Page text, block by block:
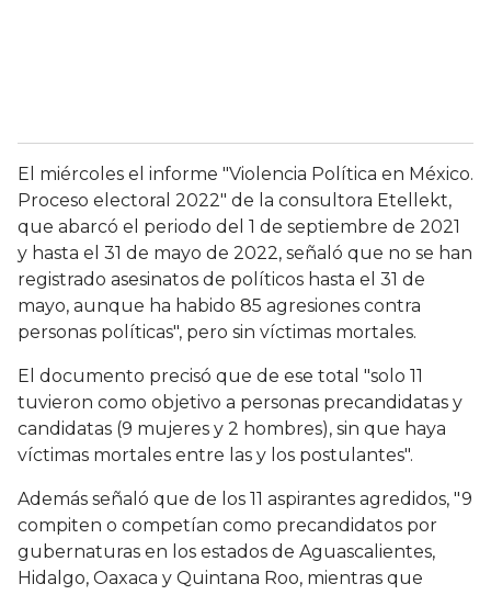
El miércoles el informe "Violencia Política en México.
Proceso electoral 2022" de la consultora Etellekt,
que abarcó el periodo del 1 de septiembre de 2021
y hasta el 31 de mayo de 2022, señaló que no se han
registrado asesinatos de políticos hasta el 31 de
mayo, aunque ha habido 85 agresiones contra
personas políticas", pero sin víctimas mortales.
El documento precisó que de ese total "solo 11
tuvieron como objetivo a personas precandidatas y
candidatas (9 mujeres y 2 hombres), sin que haya
víctimas mortales entre las y los postulantes".
Además señaló que de los 11 aspirantes agredidos, "9
compiten o competían como precandidatos por
gubernaturas en los estados de Aguascalientes,
Hidalgo, Oaxaca y Quintana Roo, mientras que